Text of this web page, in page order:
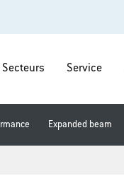
Secteurs Service
Expanded beam